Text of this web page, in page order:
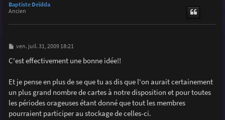
h
Baptiste Deïdda
Ancien
M
s
s
g
e
ven. juil. 31, 2009 18:21
C'est effectivement une bonne idée!!
Et je pense en plus de se que tu as dis que l'on aurait certainement
un plus grand nombre de cartes à notre disposition et pour toutes
les périodes orageuses étant donné que tout les membres
pourraient participer au stockage de celles-ci.